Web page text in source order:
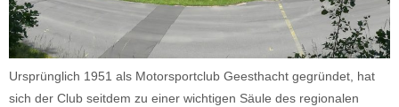
Ursprünglich 1951 als Motorsportclub Geesthacht gegründet, hat
sich der Club seitdem zu einer wichtigen Säule des regionalen